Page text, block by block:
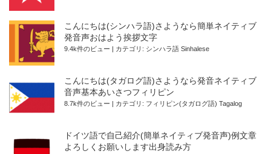
こんにちは(シンハラ語)さようなら簡単ネイティブ
発音声おはよう挨拶文字
9.4k件のビュー カテゴリ: シンハラ語 Sinhalese
こんにちは(タガログ語)さようなら発音ネイティブ
音声基本あいさつフィリピン
8.7k件のビュー カテゴリ: フィリピン(タガログ語) Tagalog
ドイツ語で自己紹介(簡単ネイティブ発音声)例文章
よろしくお願いします出身読み方